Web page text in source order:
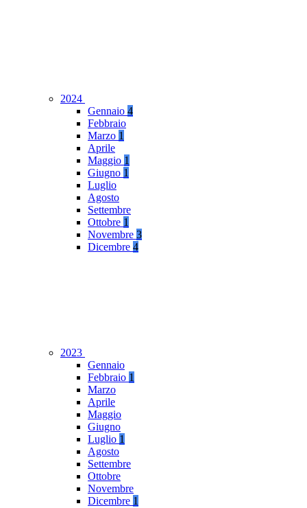
2024
Gennaio 4
Febbraio
Marzo 1
Aprile
Maggio 1
Giugno 1
Luglio
Agosto
Settembre
Ottobre 1
Novembre 3
Dicembre 4
2023
Gennaio
Febbraio 1
Marzo
Aprile
Maggio
Giugno
Luglio 1
Agosto
Settembre
Ottobre
Novembre
Dicembre 1